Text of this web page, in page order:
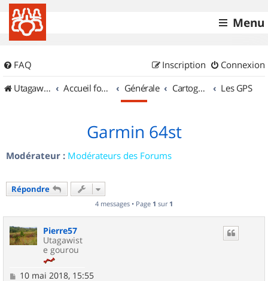
Menu
FAQ Connexion
Inscription
UtagawaVTT (Randos VTT et VTTAE avec traces GPS)
Accueil forum Générale Cartographie et GPS Les GPS
Garmin 64st
Modérateur : Modérateurs des Forums
Répondre
4 messages • Page 1 sur 1
Pierre57
Utagawist
e gourou
M10 mai 2018, 15:55